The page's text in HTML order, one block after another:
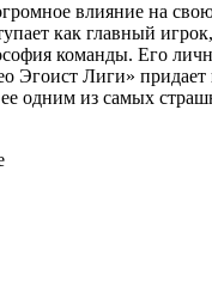
влияние на
как главный
команды. Его
Эгоист Лиги» придает
одним из самых